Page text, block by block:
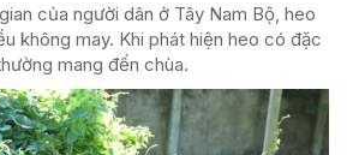
của người dân ở Tây Nam Bộ, heo
không may. Khi phát hiện heo có đặc
mang đến chùa.